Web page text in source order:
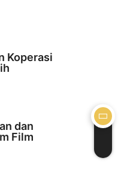
Koperasi
dan
Film